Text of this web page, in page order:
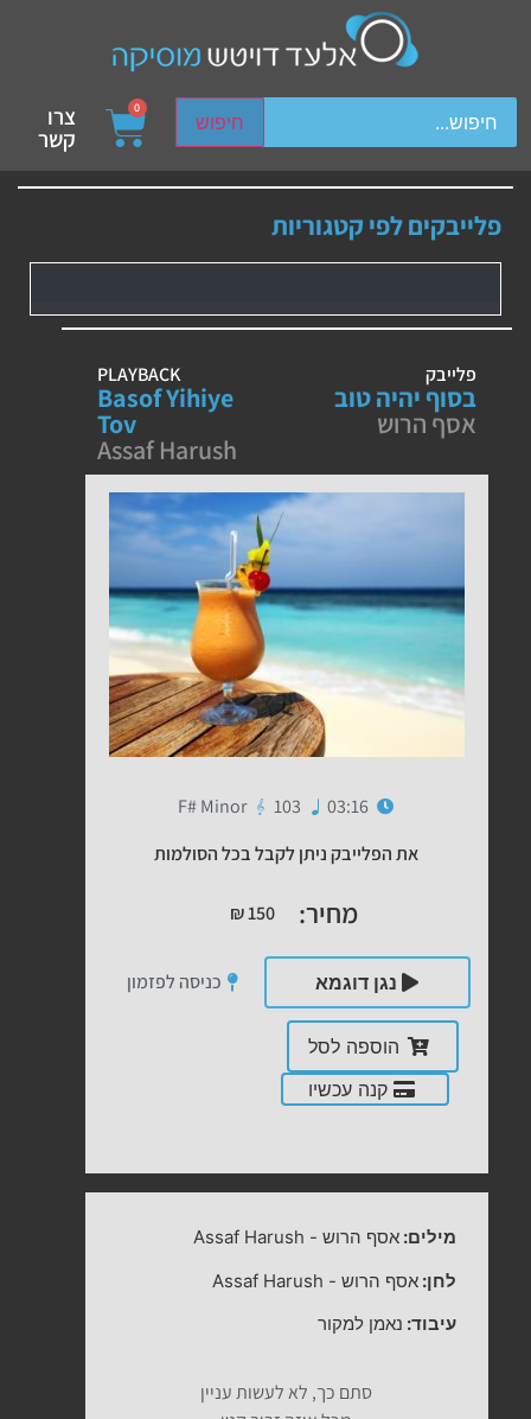
חיפוש
device users, explore by touch or with swipe gestures.
0 צרו
קשר
פלייבקים לפי קטגוריות
פלייבק
בסוף יהיה טוב
אסף הרוש
PLAYBACK
Basof Yihiye
Tov
Assaf Harush
03:16
103
F# Minor
את הפלייבק ניתן לקבל בכל הסולמות
מחיר: ₪150
נגן דוגמא כניסה לפזמון
הוספה לסל
קנה עכשיו
מילים:אסף הרוש -
Assaf Harush
לחן:אסף הרוש -
Assaf Harush
עיבוד: נאמן למקור
סתם כך, לא לעשות עניין